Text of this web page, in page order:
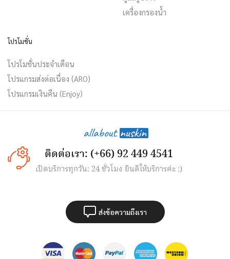
เครื่องกรองน้ำ
โปรโมชั่น
โปรโมชั่นประจำเดือน
โปรแกรมส่งต่อเนื่อง (ARO)
โปรแกรมเงินคืน (Enjoy)
ติดต่อเรา: (+66) 92 449 4541
เปิดบริการทุกวัน: 24 ชั่วโมง ยินดีให้บริการค่ะ :)
ส่งข้อความถึงเรา